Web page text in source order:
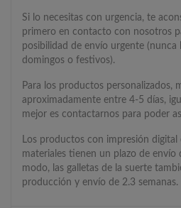
Si lo necesitas con urgencia, te
primero en contacto con nosotros
posibilidad de envío urgente (nunca
domingos o festivos).
Para los productos personalizados,
aproximadamente entre 4-5 días,
mejor es contactarnos para poder
Los productos con impresión
materiales tienen un plazo de envío
modo, las galletas de la suerte
producción y envío de 2.3 semanas.